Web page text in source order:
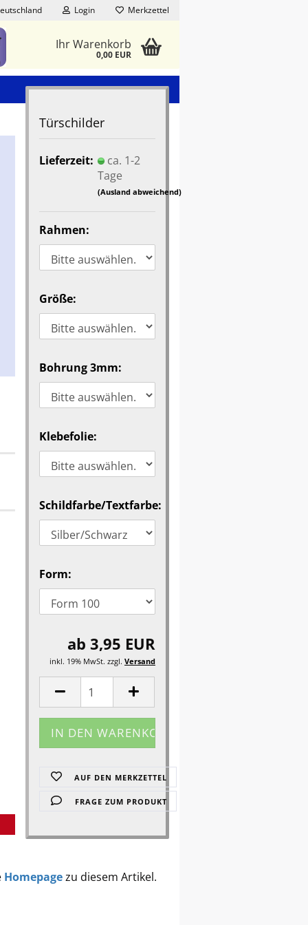
Login Merkzettel
Ihr Warenkorb
0,00 EUR
Türschilder
Lieferzeit:
ca. 1-2
Tage
(Ausland abweichend)
Rahmen:
Größe:
Bohrung 3mm:
Klebefolie:
Schildfarbe/Textfarbe:
Form:
ab 3,95 EUR
inkl. 19% MwSt. zzgl. Versand
AUF DEN MERKZETTEL
FRAGE ZUM PRODUKT
Homepagezu diesem Artikel.